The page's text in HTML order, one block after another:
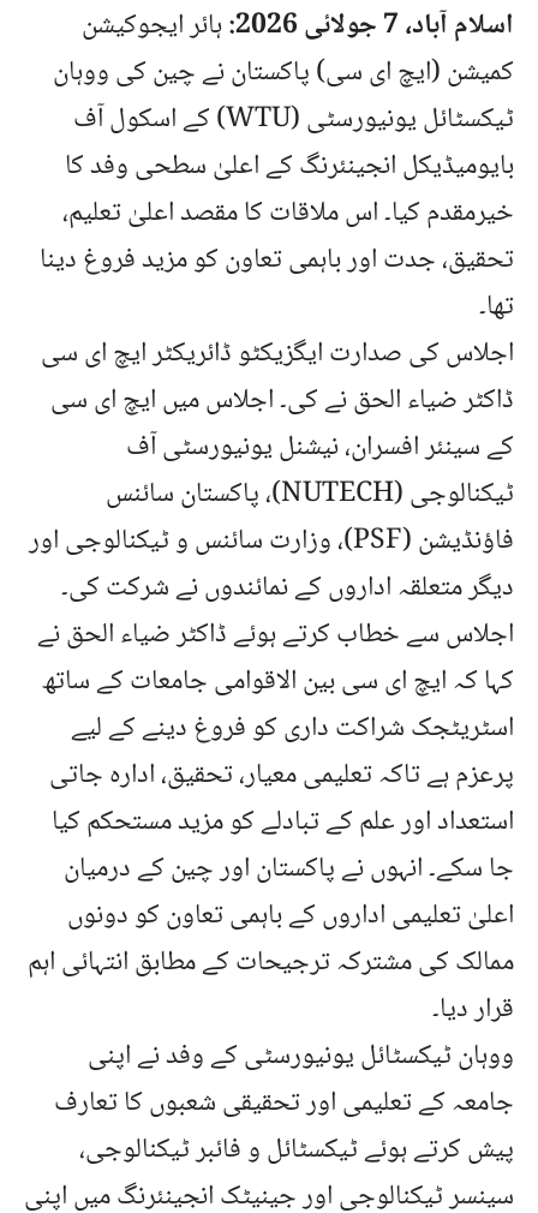
اسلام آباد، 7 جولائی 2026:
ہائر ایجوکیشن
کمیشن (ایچ ای سی) پاکستان نے چین کی ووہان
ٹیکسٹائل یونیورسٹی (WTU) کے اسکول آف
بایومیڈیکل انجینئرنگ کے اعلیٰ سطحی وفد کا
خیرمقدم کیا۔ اس ملاقات کا مقصد اعلیٰ تعلیم،
تحقیق، جدت اور باہمی تعاون کو مزید فروغ دینا
تھا۔
اجلاس کی صدارت ایگزیکٹو ڈائریکٹر ایچ ای سی
ڈاکٹر ضیاء الحق نے کی۔ اجلاس میں ایچ ای سی
کے سینئر افسران، نیشنل یونیورسٹی آف
ٹیکنالوجی (NUTECH)، پاکستان سائنس
فاؤنڈیشن (PSF)، وزارت سائنس و ٹیکنالوجی اور
دیگر متعلقہ اداروں کے نمائندوں نے شرکت کی۔
اجلاس سے خطاب کرتے ہوئے ڈاکٹر ضیاء الحق نے
کہا کہ ایچ ای سی بین الاقوامی جامعات کے ساتھ
اسٹریٹجک شراکت داری کو فروغ دینے کے لیے
پرعزم ہے تاکہ تعلیمی معیار، تحقیق، ادارہ جاتی
استعداد اور علم کے تبادلے کو مزید مستحکم کیا
جا سکے۔ انہوں نے پاکستان اور چین کے درمیان
اعلیٰ تعلیمی اداروں کے باہمی تعاون کو دونوں
ممالک کی مشترکہ ترجیحات کے مطابق انتہائی اہم
قرار دیا۔
ووہان ٹیکسٹائل یونیورسٹی کے وفد نے اپنی
جامعہ کے تعلیمی اور تحقیقی شعبوں کا تعارف
پیش کرتے ہوئے ٹیکسٹائل و فائبر ٹیکنالوجی،
سینسر ٹیکنالوجی اور جینیٹک انجینئرنگ میں اپنی